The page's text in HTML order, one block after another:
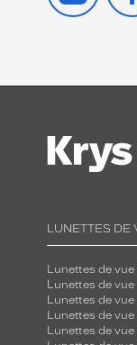
LUNETTES DE
Lunettes de vue
Lunettes de
Lunettes de
Lunettes de
Lunettes de vue